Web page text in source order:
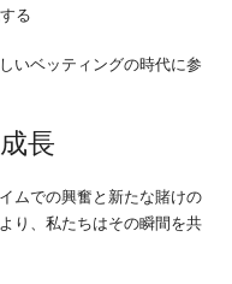
る
いベッティングの時代に参
長
ムでの興奮と新たな賭けの
り、私たちはその瞬間を共